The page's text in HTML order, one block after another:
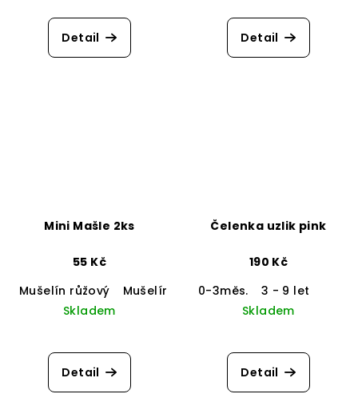
Detail Detail
Mini Mašle 2ks
55 Kč
Mušelín růžový
Mušelín mint Mušelín šedý
Mušelín
Skladem
Detail
Čelenka uzlik pink
190 Kč
0-3měs.
3 - 9 let
Skladem
Detail